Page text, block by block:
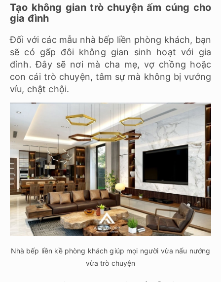
Tạo không gian trò chuyện ấm cúng cho
gia đình
Đối với các mẫu nhà bếp liền phòng khách, bạn
sẽ có gấp đôi không gian sinh hoạt với gia
đình. Đây sẽ nơi mà cha mẹ, vợ chồng hoặc
con cái trò chuyện, tâm sự mà không bị vướng
víu, chật chội.
Nhà bếp liền kề phòng khách giúp mọi người vừa nấu nướng
vừa trò chuyện